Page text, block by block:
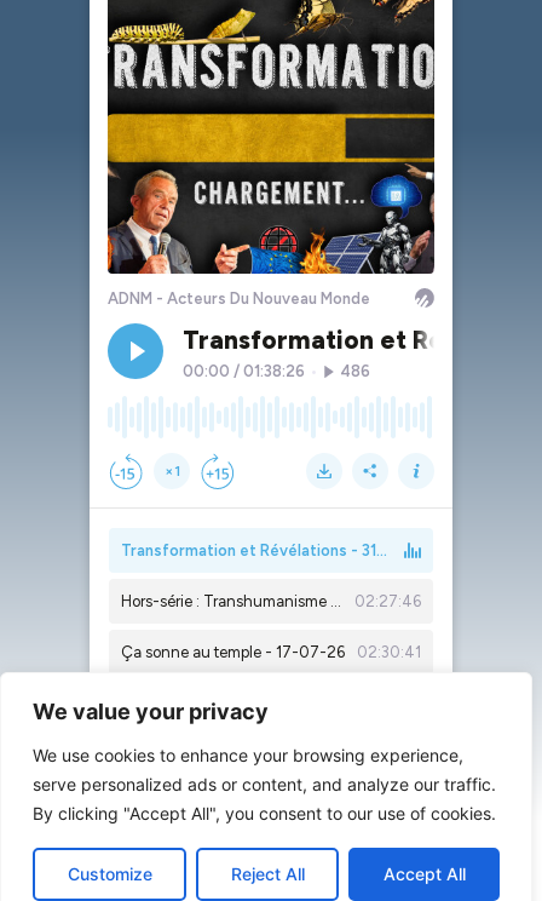
We value your privacy
We use cookies to enhance your browsing experience,
serve personalized ads or content, and analyze our traffic.
By clicking "Accept All", you consent to our use of cookies.
Customize Reject All Accept All